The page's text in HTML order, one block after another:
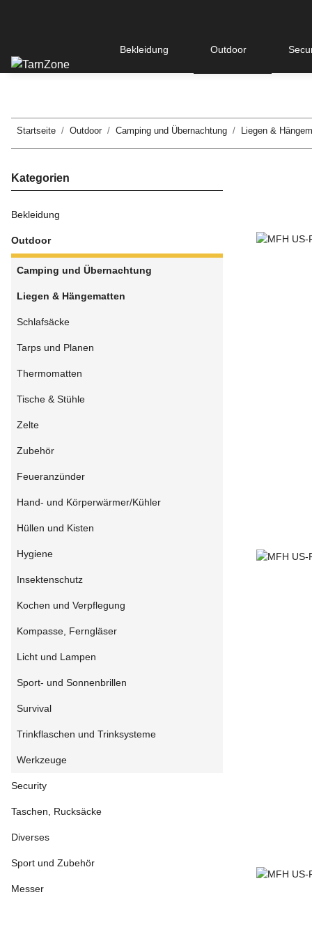
Bekleidung Outdoor
Startseite Outdoor Camping und Übernachtung Liegen &
Kategorien
Bekleidung
Outdoor
Camping und Übernachtung
Liegen & Hängematten
Schlafsäcke
Tarps und Planen
Thermomatten
Tische & Stühle
Zelte
Zubehör
Feueranzünder
Hand- und Körperwärmer/Kühler
Hüllen und Kisten
Hygiene
Insektenschutz
Kochen und Verpflegung
Kompasse, Ferngläser
Licht und Lampen
Sport- und Sonnenbrillen
Survival
Trinkflaschen und Trinksysteme
Werkzeuge
Security
Taschen, Rucksäcke
Diverses
Sport und Zubehör
Messer